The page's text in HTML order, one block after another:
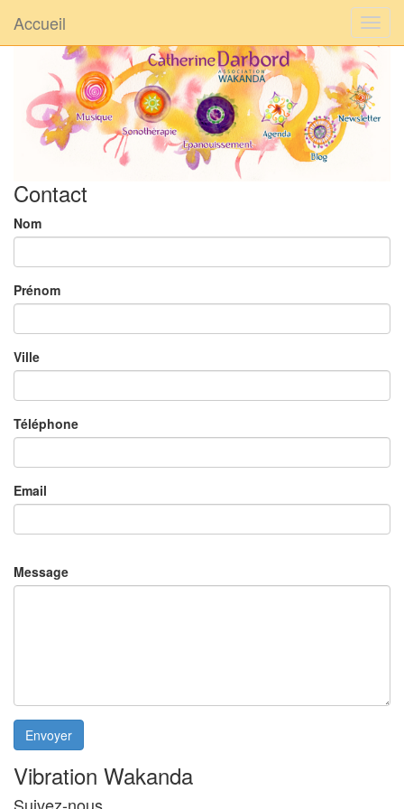
Accueil
Contact
Nom
Prénom
Ville
Téléphone
Email
Message
Envoyer
Vibration Wakanda